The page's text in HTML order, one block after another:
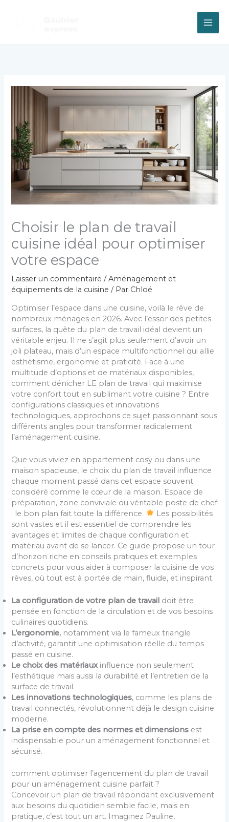
Choisir le plan de travail
cuisine idéal pour optimiser
votre espace
Laisser un commentaire /Aménagement et
équipements de la cuisine / Par Chloé
Optimiser l’espace dans une cuisine, voilà le rêve de
nombreux ménages en 2026. Avec l’essor des petites
surfaces, la quête du plan de travail idéal devient un
véritable enjeu. Il ne s’agit plus seulement d’avoir un
joli plateau, mais d’un espace multifonctionnel qui allie
esthétisme, ergonomie et praticité. Face à une
multitude d’options et de matériaux disponibles,
comment dénicher LE plan de travail qui maximise
votre confort tout en sublimant votre cuisine ? Entre
configurations classiques et innovations
technologiques, approchons ce sujet passionnant sous
différents angles pour transformer radicalement
l’aménagement cuisine.
Que vous viviez en appartement cosy ou dans une
maison spacieuse, le choix du plan de travail influence
chaque moment passé dans cet espace souvent
considéré comme le cœur de la maison. Espace de
préparation, zone conviviale ou véritable poste de chef
: le bon plan fait toute la différence.
Les possibilités
sont vastes et il est essentiel de comprendre les
avantages et limites de chaque configuration et
matériau avant de se lancer. Ce guide propose un tour
d’horizon riche en conseils pratiques et exemples
concrets pour vous aider à composer la cuisine de vos
rêves, où tout est à portée de main, fluide, et inspirant.
La configuration de votre plan de travail doit être
pensée en fonction de la circulation et de vos besoins
culinaires quotidiens.
L’ergonomie, notamment via le fameux triangle
d’activité, garantit une optimisation réelle du temps
passé en cuisine.
Le choix des matériauxinfluence non seulement
l’esthétique mais aussi la durabilité et l’entretien de la
surface de travail.
Les innovations technologiques, comme les plans de
travail connectés, révolutionnent déjà le design cuisine
moderne.
La prise en compte des normes et dimensions est
indispensable pour un aménagement fonctionnel et
sécurisé.
comment optimiser l’agencement du plan de travail
pour un aménagement cuisine parfait ?
Concevoir un plan de travail répondant exclusivement
aux besoins du quotidien semble facile, mais en
pratique, c’est tout un art. Imaginez Pauline,